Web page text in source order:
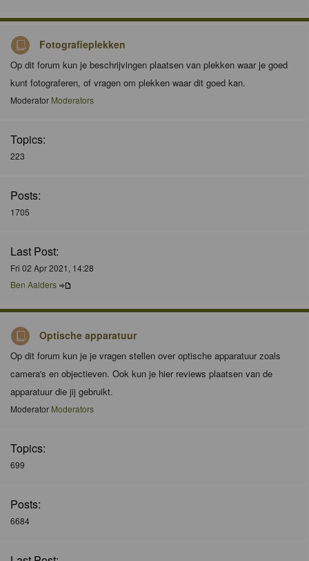
Fotografieplekken
Op dit forum kun je beschrijvingen plaatsen van plekken waar je goed
kunt fotograferen, of vragen om plekken waar dit goed kan.
Moderator Moderators
Topics:
223
Posts:
1705
Last Post:
Fri 02 Apr 2021, 14:28
Ben Aalders
Optische apparatuur
Op dit forum kun je je vragen stellen over optische apparatuur zoals
camera's en objectieven. Ook kun je hier reviews plaatsen van de
apparatuur die jij gebruikt.
Moderator Moderators
Topics:
699
Posts:
6684